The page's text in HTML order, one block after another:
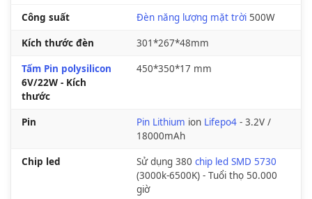
Công suất Đèn năng lượng mặt trời 500W
Kích thước đèn 301*267*48mm
Tấm Pin polysilicon
6V/22W - Kích
thước
450*350*17 mm
Pin Pin Lithium ion Lifepo4 - 3.2V /
18000mAh
Chip led Sử dụng 380 chip led SMD 5730
(3000k-6500K) - Tuổi thọ 50.000
giờ